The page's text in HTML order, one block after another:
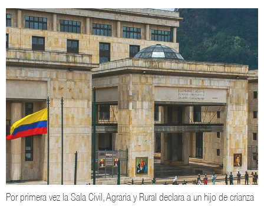
Por primera vez la Sala Civil, Agraria y Rural declara a un hijo de crianza